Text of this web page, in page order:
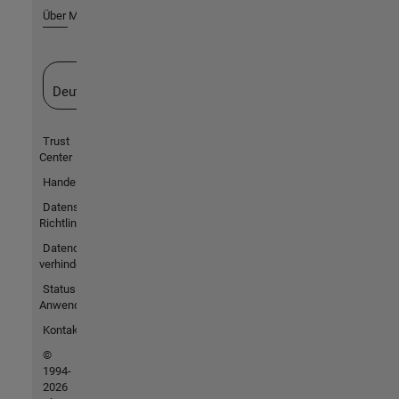
Über MathWorks
Deutschland
Trust
Center
Handelsmarken
Datenschutz-
Richtlinien
Datendiebstahl
verhindern
Status von
Anwendungen
Kontakt
©
1994-
2026